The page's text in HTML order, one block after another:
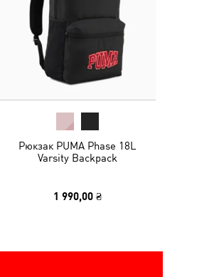
Рюкзак PUMA Phase 18L
Varsity Backpack
1 990,00 ₴